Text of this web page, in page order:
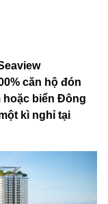
căn hộ đón
hoặc biển Đông
kì nghỉ tại